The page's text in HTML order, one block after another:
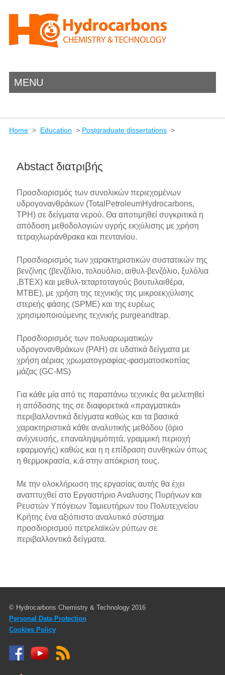
MENU
Home> Education > Postgraduate dissertations>
Abstact διατριβής
Προσδιορισμός των συνολικών περιεχομένων
υδρογονανθράκων (TotalPetroleumHydrocarbons,
TPH) σε δείγματα νερού. Θα αποτιμηθεί συγκριτικά η
απόδοση μεθοδολογιών υγρής εκχύλισης με χρήση
τετραχλωράνθρακα και πεντανίου.
Προσδιορισμός των χαρακτηριστικών συστατικών της
βενζίνης (βενζόλιο, τολουόλιο, αιθυλ-βενζόλιο, ξυλόλια
,BTEΧ) και μεθυλ-τεταρτοταγούς βουτυλαιθέρα,
MTBE), με χρήση της τεχνικής της μικροεκχύλισης
στερεής φάσης (SPMΕ) και της ευρέως
χρησιμοποιούμενης τεχνικής purgeandtrap.
Προσδιορισμός των πολυαρωματικών
υδρογονανθράκων (PAH) σε υδατικά δείγματα με
χρήση αέριας χρωματογραφίας-φασματοσκοπίας
μάζας (GC-MS)
Για κάθε μία από τις παραπάνω τεχνικές θα μελετηθεί
η απόδοσης της σε διαφορετικά «πραγματικά»
περιβαλλοντικά δείγματα καθώς και τα βασικά
χαρακτηριστικά κάθε αναλυτικής μεθόδου (όριο
ανίχνευσής, επαναληψιμότητά, γραμμική περιοχή
εφαρμογής) καθώς και η η επίδραση συνθηκών όπως
η θερμοκρασία, κ.ά στην απόκριση τους.
Με την ολοκλήρωση της εργασίας αυτής θα έχει
αναπτυχθεί στο Εργαστήριο Αναλυσης Πυρήνων και
Ρευστών Υπόγειων Ταμιευτήρων του Πολυτεχνείου
Κρήτης ένα αξιόπιστο αναλυτικό σύστημα
προσδιορισμού πετρελαϊκών ρύπων σε
περιβαλλοντικά δείγματα.
© Hydrocarbons Chemistry & Technology 2016
Personal Data Protection
Cookies Policy